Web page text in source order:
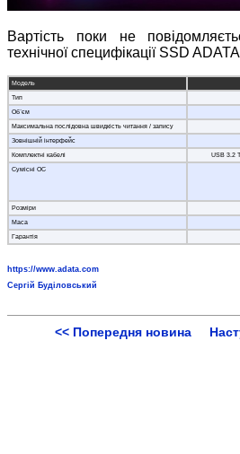
Вартість поки не
технічної специфікації SSD
Модель
Тип
Об`єм
Максимальна послідовна швидкість читання / запису
Зовнішній інтерфейс
Комплектні кабелі
USB 3.2
Сумісні ОС
Розміри
Маса
Гарантія
https://www.adata.com
Сергій Буділовський
<< Попередня новина